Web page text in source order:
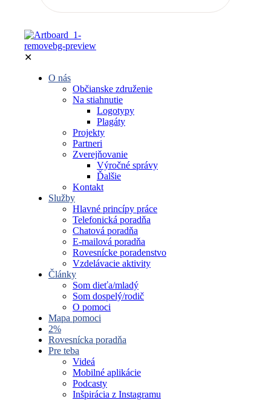
✕
O nás
Občianske združenie
Na stiahnutie
Logotypy
Plagáty
Projekty
Partneri
Zverejňovanie
Výročné správy
Ďalšie
Kontakt
Služby
Hlavné princípy práce
Telefonická poradňa
Chatová poradňa
E-mailová poradňa
Rovesnícke poradenstvo
Vzdelávacie aktivity
Články
Som dieťa/mladý
Som dospelý/rodič
O pomoci
Mapa pomoci
2%
Rovesnícka poradňa
Pre teba
Videá
Mobilné aplikácie
Podcasty
Inšpirácia z Instagramu